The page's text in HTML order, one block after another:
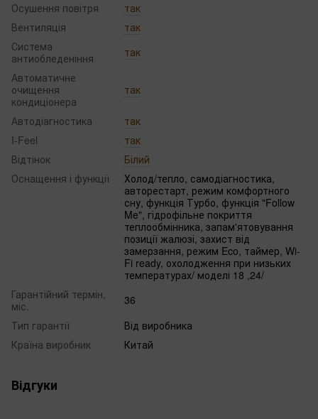
Осушення повітря
так
Вентиляція
так
Система
антиобледеніння
так
Автоматичне
очищення
кондиціонера
так
Автодіагностика
так
I-Feel
так
Відтінок
Білий
Оснащення і функції
Холод/тепло, самодіагностика,
авторестарт, режим комфортного
сну, функція Турбо, функція "Follow
Me", гідрофільне покриття
теплообмінника, запам'ятовування
позиції жалюзі, захист від
замерзання, режим Eco, таймер, Wi-
Fi ready, охолодження при низьких
температурах/ моделі 18 ,24/
Гарантійний термін,
міс.
36
Тип гарантії
Від виробника
Країна виробник
Китай
Відгуки